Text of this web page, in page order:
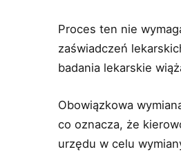
Proces ten nie
zaświadczeń
badania lekarskie
Obowiązkowa
co oznacza, że
urzędu w celu